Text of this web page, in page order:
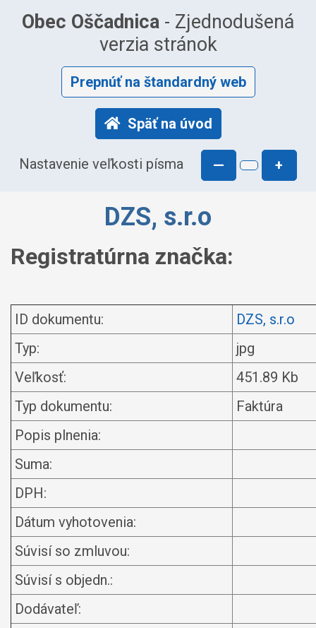
Obec Oščadnica - Zjednodušená
verzia stránok
Prepnúť na štandardný web
Späť na úvod
Nastavenie veľkosti písma — +
DZS, s.r.o
Registratúrna značka:
ID dokumentu:
DZS, s.r.o
Typ:
jpg
Veľkosť:
451.89 Kb
Typ dokumentu:
Faktúra
Popis plnenia:
Suma:
DPH:
Dátum vyhotovenia:
Súvisí so zmluvou:
Súvisí s objedn.:
Dodávateľ: